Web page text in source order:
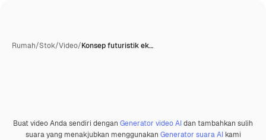
Rumah/Stok/Video/Konsep futuristik ek…
Premium
Buat video Anda sendiri dengan Generator video AIdan tambahkan sulih
suara yang menakjubkan menggunakan Generator suara AIkami